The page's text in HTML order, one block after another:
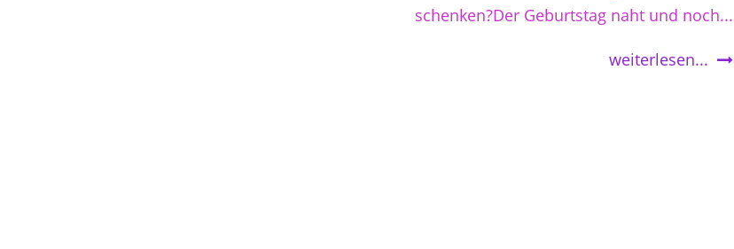
schenken?Der Geburtstag naht und noch...
weiterlesen...